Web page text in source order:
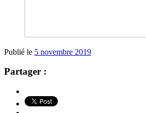
Publié le 5 novembre 2019
Partager :